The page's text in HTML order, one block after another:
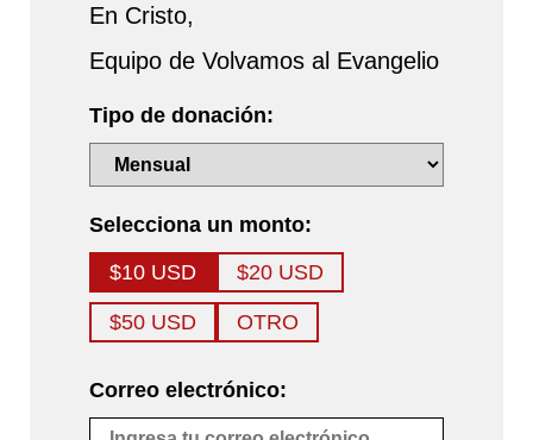
En Cristo,
Equipo de Volvamos al Evangelio
Tipo de donación:
Selecciona un monto:
$10 USD
$20 USD
$50 USD OTRO
Correo electrónico: